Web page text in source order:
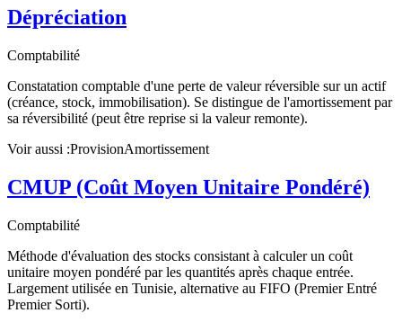
Dépréciation
Comptabilité
Constatation comptable d'une perte de valeur réversible sur un actif
(créance, stock, immobilisation). Se distingue de l'amortissement par
sa réversibilité (peut être reprise si la valeur remonte).
Voir aussi :ProvisionAmortissement
CMUP (Coût Moyen Unitaire Pondéré)
Comptabilité
Méthode d'évaluation des stocks consistant à calculer un coût
unitaire moyen pondéré par les quantités après chaque entrée.
Largement utilisée en Tunisie, alternative au FIFO (Premier Entré
Premier Sorti).